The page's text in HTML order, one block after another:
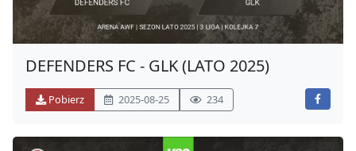
DEFENDERS FC - GLK (LATO 2025)
Pobierz 2025-08-25 234